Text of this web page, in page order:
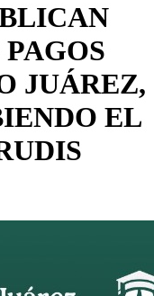
JUÁREZ,
EL